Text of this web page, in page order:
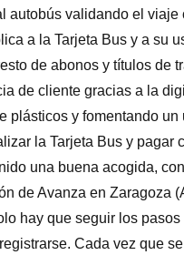
autobús validando el
a la Tarjeta Bus y a su
de abonos y títulos de
de cliente gracias a la
plásticos y fomentando
la Tarjeta Bus y
una buena acogida,
de Avanza en Zaragoza
hay que seguir los
Cada vez que